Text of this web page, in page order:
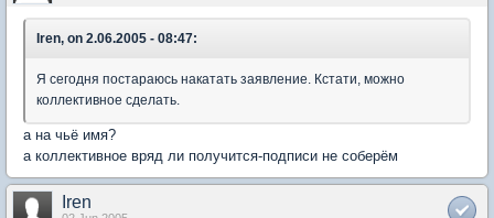
Iren, on 2.06.2005 - 08:47:
Я сегодня постараюсь накатать заявление. Кстати, можно
коллективное сделать.
а на чьё имя?
а коллективное вряд ли получится-подписи не соберём
Iren